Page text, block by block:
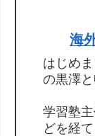
海
はじめ
の黒澤と
学習塾
どを経